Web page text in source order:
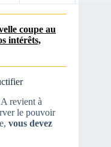
coupe au
intérêts,
revient à
le pouvoir
vous devez